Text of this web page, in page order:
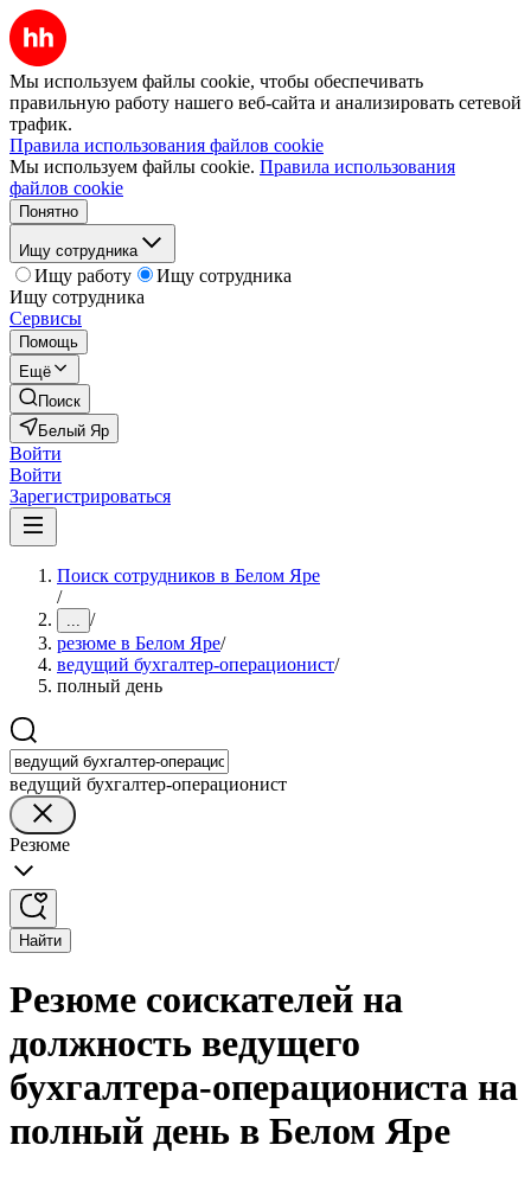
Мы используем файлы cookie, чтобы обеспечивать
правильную работу нашего веб-сайта и анализировать сетевой
трафик.
Правила использования файлов cookie
Мы используем файлы cookie. Правила использования
файлов cookie
Понятно
Ищу сотрудника
Ищу работу
Ищу сотрудника
Ищу сотрудника
Сервисы
Помощь
Ещё
Поиск
Белый Яр
Войти
Войти
Зарегистрироваться
Поиск сотрудников в Белом Яре
/
... /
резюме в Белом Яре/
ведущий бухгалтер-операционист/
полный день
ведущий бухгалтер-операционист
Резюме
Найти
Резюме соискателей на
должность ведущего
бухгалтера-операциониста на
полный день в Белом Яре